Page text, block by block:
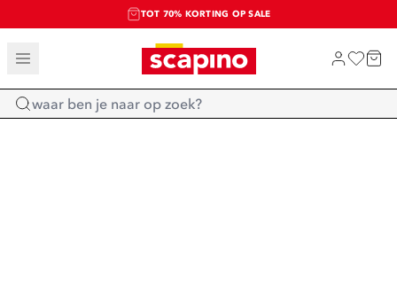
TOT 70% KORTING OP SALE
SALE: LAATSTE KANS!
SHOP NIEUW
Home